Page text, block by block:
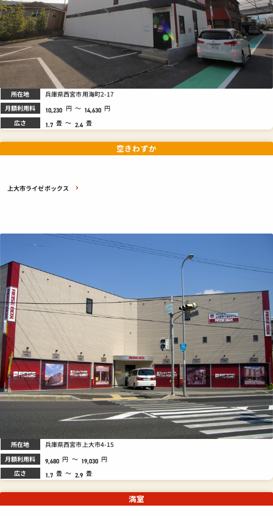
所在地 兵庫県西宮市用海町2-17
月額利用料 10,230 円 ～ 14,630 円
広さ 1.7 畳 ～ 2.4 畳
上大市ライゼボックス
空きわずか
所在地 兵庫県西宮市上大市4-15
月額利用料 9,680 円 ～ 19,030 円
広さ 1.7 畳 ～ 2.9 畳
満室